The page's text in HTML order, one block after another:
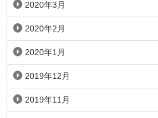
2020年3月
2020年2月
2020年1月
2019年12月
2019年11月